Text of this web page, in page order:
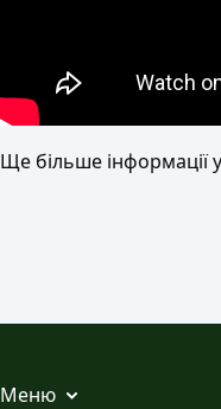
Ще більше інформації у
Меню